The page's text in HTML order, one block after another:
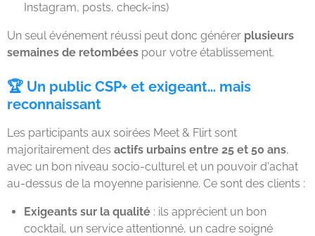
Instagram, posts, check-ins)
Un seul événement réussi peut donc générer plusieurs
semaines de retombées pour votre établissement.
🏆 Un public CSP+ et exigeant… mais
reconnaissant
Les participants aux soirées Meet & Flirt sont
majoritairement des actifs urbains entre 25 et 50 ans,
avec un bon niveau socio-culturel et un pouvoir d'achat
au-dessus de la moyenne parisienne. Ce sont des clients :
Exigeants sur la qualité : ils apprécient un bon
cocktail, un service attentionné, un cadre soigné